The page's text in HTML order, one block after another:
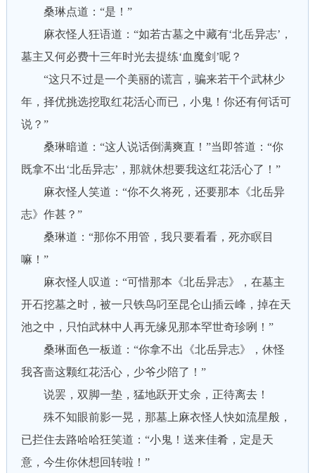
桑琳点道：“是！”
麻衣怪人狂语道：“如若古墓之中藏有‘北岳异志’，
墓主又何必费十三年时光去提练‘血魔剑’呢？
“这只不过是一个美丽的谎言，骗来若干个武林少
年，择优挑选挖取红花活心而已，小鬼！你还有何话可
说？”
桑琳暗道：“这人说话倒满爽直！”当即答道：“你
既拿不出‘北岳异志’，那就休想要我这红花活心了！”
麻衣怪人笑道：“你不久将死，还要那本《北岳异
志》作甚？”
桑琳道：“那你不用管，我只要看看，死亦瞑目
嘛！”
麻衣怪人叹道：“可惜那本《北岳异志》，在墓主
开石挖墓之时，被一只铁鸟叼至昆仑山插云峰，掉在天
池之中，只怕武林中人再无缘见那本罕世奇珍咧！”
桑琳面色一板道：“你拿不出《北岳异志》，休怪
我吝啬这颗红花活心，少爷少陪了！”
说罢，双脚一垫，猛地跃开丈余，正待离去！
殊不知眼前影一晃，那墓上麻衣怪人快如流星般，
已拦住去路哈哈狂笑道：“小鬼！送来佳肴，定是天
意，今生你休想回转啦！”